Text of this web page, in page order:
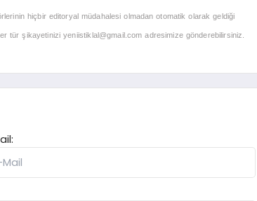
hiçbir editoryal müdahalesi olmadan otomatik olarak geldiği
tür şikayetiniziyeniistiklal@gmail.com adresimize gönderebilirsiniz.